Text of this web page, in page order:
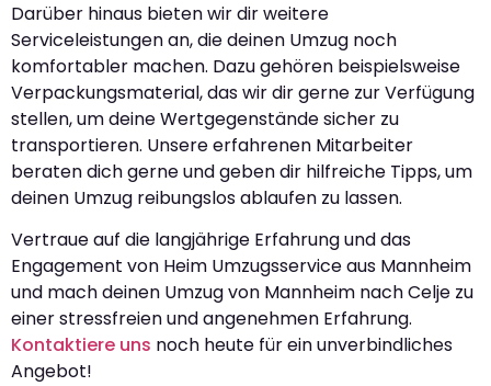
Darüber hinaus bieten wir dir weitere
Serviceleistungen an, die deinen Umzug noch
komfortabler machen. Dazu gehören beispielsweise
Verpackungsmaterial, das wir dir gerne zur Verfügung
stellen, um deine Wertgegenstände sicher zu
transportieren. Unsere erfahrenen Mitarbeiter
beraten dich gerne und geben dir hilfreiche Tipps, um
deinen Umzug reibungslos ablaufen zu lassen.
Vertraue auf die langjährige Erfahrung und das
Engagement von Heim Umzugsservice aus Mannheim
und mach deinen Umzug von Mannheim nach Celje zu
einer stressfreien und angenehmen Erfahrung.
Kontaktiere uns noch heute für ein unverbindliches
Angebot!